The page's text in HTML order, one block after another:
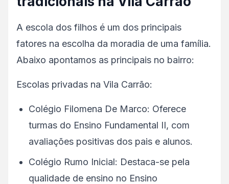
A escola dos filhos é um dos principais
fatores na escolha da moradia de uma família.
Abaixo apontamos as principais no bairro:
Escolas privadas na Vila Carrão:
Colégio Filomena De Marco: Oferece
turmas do Ensino Fundamental II, com
avaliações positivas dos pais e alunos.
Colégio Rumo Inicial: Destaca-se pela
qualidade de ensino no Ensino